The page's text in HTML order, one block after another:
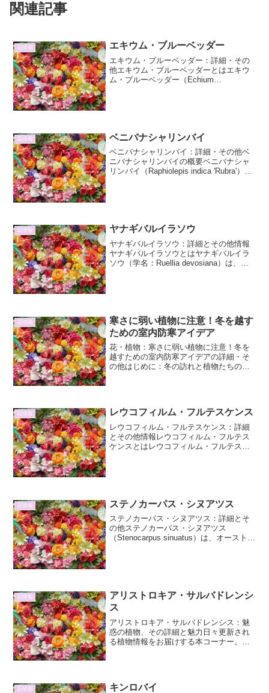
関連記事
花情報 エキウム・ブルーベッダー
エキウム・ブルーベッダー：詳細・その
他エキウム・ブルーベッダーとはエキウ
ム・ブルーベッダー（Echium
花情報 ベニバナシャリンバイ
ベニバナシャリンバイ：詳細・その他ベ
ニバナシャリンバイの概要ベニバナシャ
リンバイ（Raphiolepis indica 'Rubra'）
花情報 ヤナギバルイラソウ
ヤナギバルイラソウ：詳細とその他情報
ヤナギバルイラソウとはヤナギバルイラ
ソウ（学名：Ruellia devosiana）は、キ
花情報
寒さに弱い植物に注意！冬を越す
ための室内防寒アイデア
花・植物：寒さに弱い植物に注意！冬を
越すための室内防寒アイデアの詳細・そ
の他はじめに：冬の訪れと植物たちの悲
花情報 レウコフィルム・フルテスケンス
レウコフィルム・フルテスケンス：詳細
とその他情報レウコフィルム・フルテス
ケンスとはレウコフィルム・フルテスケ
花情報 ステノカーパス・シヌアツス
ステノカーパス・シヌアツス：詳細とそ
の他ステノカーパス・シヌアツス
（Stenocarpus sinuatus）は、オーストラ
花情報
アリストロキア・サルバドレンシ
ス
アリストロキア・サルバドレンシス：魅
惑の植物、その詳細と魅力日々更新され
る植物情報をお届けする本コーナー。今
花情報 キンロバイ